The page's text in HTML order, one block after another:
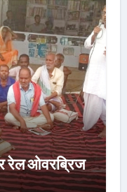
रेल ओवरब्रिज